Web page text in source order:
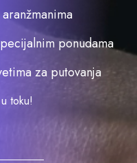
ponudama
za putovanja
toku!